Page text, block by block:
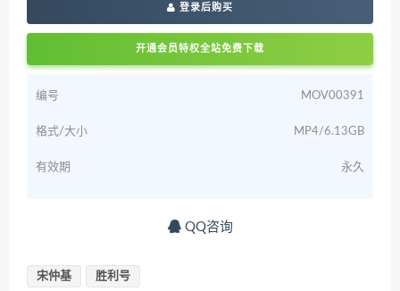
登录后购买
开通会员特权全站免费下载
编号 MOV00391
格式/大小 MP4/6.13GB
有效期 永久
QQ咨询
宋仲基 胜利号